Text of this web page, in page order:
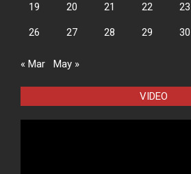
19 20 21 22 23
26 27 28 29 30
« Mar May »
VIDEO